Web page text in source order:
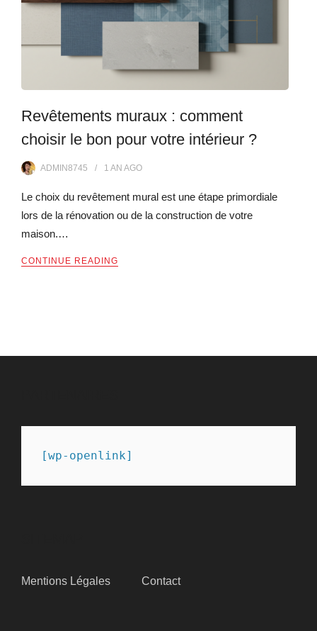
Revêtements muraux : comment
choisir le bon pour votre intérieur ?
ADMIN8745 1 AN AGO
Le choix du revêtement mural est une étape primordiale
lors de la rénovation ou de la construction de votre
maison.…
CONTINUE READING
[wp-openlink]
Mentions Légales Contact